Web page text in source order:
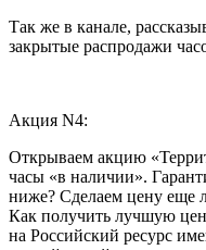
Так же в канале,
закрытые распродажи
Акция N4:
Открываем акцию
часы «в наличии».
ниже? Сделаем цену еще
Как получить лучшую
на Российский ресурс